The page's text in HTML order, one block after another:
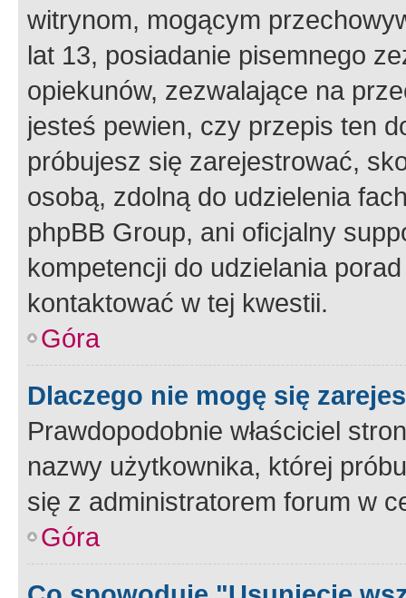
witrynom, mogącym
lat 13, posiadanie pisemnego
opiekunów, zezwalające na
jesteś pewien, czy przepis ten
próbujesz się zarejestrować,
osobą, zdolną do udzielenia
phpBB Group, ani oficjalny
kompetencji do udzielania
kontaktować w tej kwestii.
Góra
Dlaczego nie mogę się
Prawdopodobnie właściciel
nazwy użytkownika, której
się z administratorem forum w
Góra